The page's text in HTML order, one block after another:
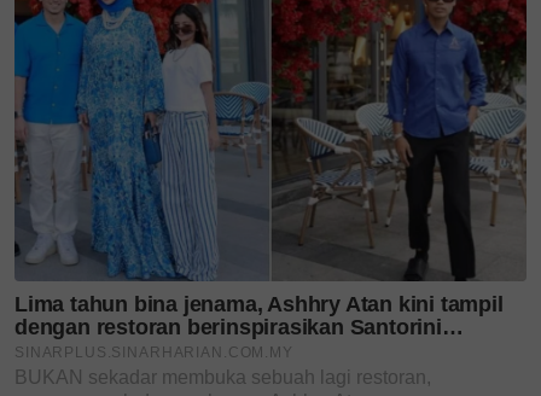
Teruskan membaca
Lima tahun bina jenama,
Ashhry Atan kini tampil
dengan...
Dari Itali ke Penang, Gustoso
hidangkan keaslian pasta,...
Hock Kee Heritage bawa